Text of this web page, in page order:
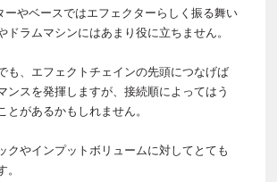
ーやベースではエフェクターらしく振る舞い
ドラムマシンにはあまり役に立ちません。
も、エフェクトチェインの先頭につなげば
ンスを発揮しますが、接続順によってはう
とがあるかもしれません。
クやインプットボリュームに対してとても
。